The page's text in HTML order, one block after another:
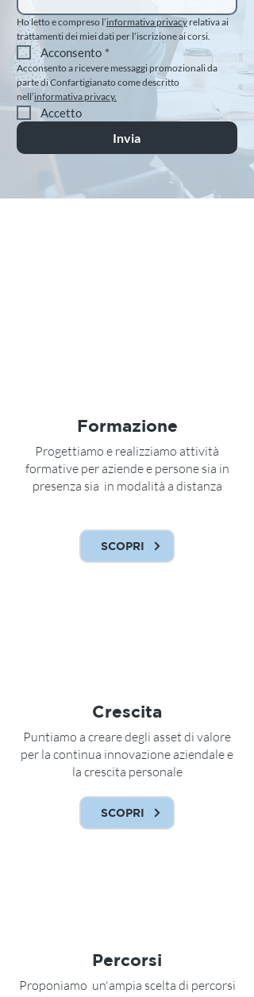
Ho letto e compreso l’informativa privacy relativa ai
trattamenti dei miei dati per l’iscrizione ai corsi.
Acconsento *
Acconsento a ricevere messaggi promozionali da
parte di Confartigianato come descritto
nell’informativa privacy.
Accetto
Invia
Formazione
Progettiamo e realizziamo attività
formative per aziende e persone sia in
presenza sia in modalità a distanza
SCOPRI
Crescita
Puntiamo a creare degli asset di valore
per la continua innovazione aziendale e
la crescita personale
SCOPRI
Percorsi
Proponiamo un'ampia scelta di percorsi